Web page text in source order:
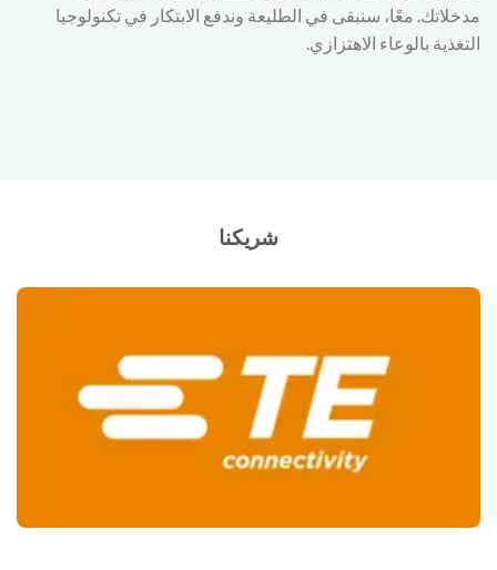
مدخلاتك. معًا، سنبقى في الطليعة وندفع الابتكار في تكنولوجيا
التغذية بالوعاء الاهتزازي.
شريكنا